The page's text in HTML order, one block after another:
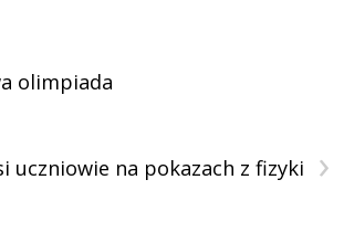
olimpiada
›
uczniowie na pokazach z fizyki